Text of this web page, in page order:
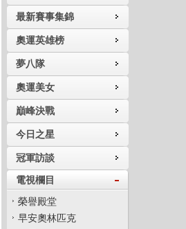
最新賽事集錦
奧運英雄榜
夢八隊
奧運美女
巔峰決戰
今日之星
冠軍訪談
電視欄目
榮譽殿堂
早安奧林匹克